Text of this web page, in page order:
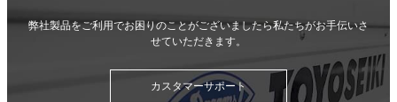
弊社製品をご利用でお困りのことがございましたら私たちがお手伝いさ
せていただきます。
カスタマーサポート